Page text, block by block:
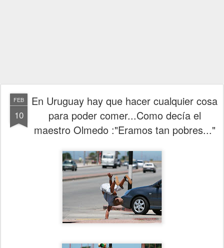
FEB
10
En Uruguay hay que hacer cualquier cosa
para poder comer...Como decía el
maestro Olmedo :"Eramos tan pobres..."